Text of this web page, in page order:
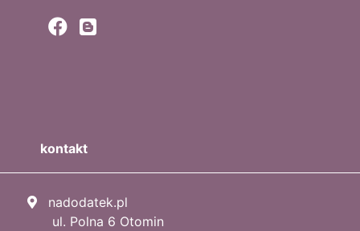
kontakt
nadodatek.pl
ul. Polna 6 Otomin